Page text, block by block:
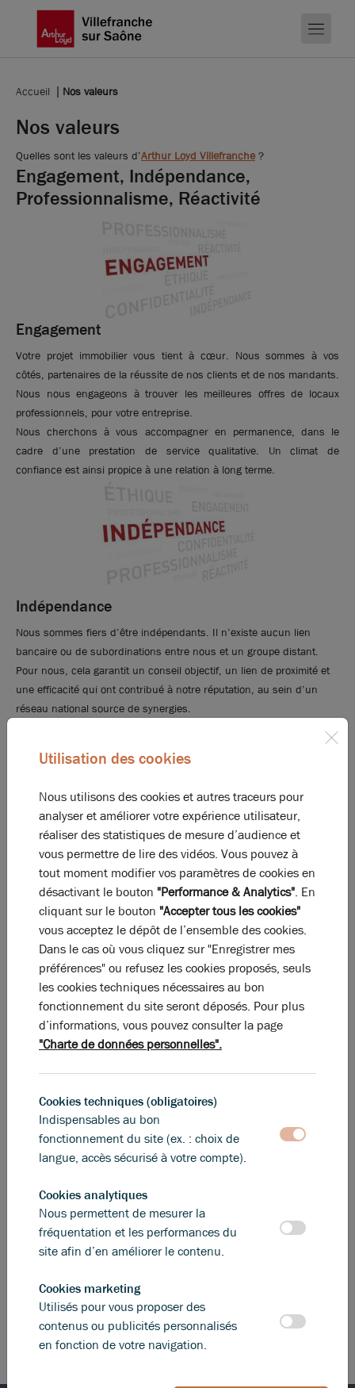
Accueil Nos valeurs
Nos valeurs
Quelles sont les valeurs d’Arthur Loyd Villefranche?
Engagement, Indépendance,
Professionnalisme, Réactivité
Engagement
Votre projet immobilier vous tient à cœur. Nous sommes à vos
côtés, partenaires de la réussite de nos clients et de nos mandants.
Nous nous engageons à trouver les meilleures offres de locaux
professionnels, pour votre entreprise.
Nous cherchons à vous accompagner en permanence, dans le
cadre d’une prestation de service qualitative. Un climat de
confiance est ainsi propice à une relation à long terme.
Indépendance
Nous sommes fiers d’être indépendants. Il n’existe aucun lien
bancaire ou de subordinations entre nous et un groupe distant.
Pour nous, cela garantit un conseil objectif, un lien de proximité et
une efficacité qui ont contribué à notre réputation, au sein d’un
réseau national source de synergies.
souciant uniquement de vos attentes.
Professionnalisme
Notre expertise s’appuie sur notre implantation locale : votre
interlocuteur connaît son marché.
La rigueur et la réactivité sont nos soucis permanents. La qualité de
service rendue est donc au cœur de nos préoccupations. Experts
en immobilier d'entreprise, nos conseillers se montrent très
professionnels pour vous guider en mieux dans vos recherche en
local commercial, bureau, entrepôts, terrains, à Saint-Etienne,
Réactivité
Professionnels du conseil, nos conseillers cherchent à vous
apporter une réponse de qualité et ce dans vos contraintes de
délais, propres à tout projet immobilier.
afin de vous apporter de nouvelles solutions dans des délais
impartis. Réactifs, nous saurons réagir à toutes vos demandes liées
à l'immobilier d'entreprise.
Utilisation des cookies
Nous utilisons des cookies et autres traceurs pour
analyser et améliorer votre expérience utilisateur,
réaliser des statistiques de mesure d’audience et
vous permettre de lire des vidéos. Vous pouvez à
tout moment modifier vos paramètres de cookies en
désactivant le bouton "Performance & Analytics". En
cliquant sur le bouton "Accepter tous les cookies"
vous acceptez le dépôt de l’ensemble des cookies.
Dans le cas où vous cliquez sur "Enregistrer mes
préférences" ou refusez les cookies proposés, seuls
les cookies techniques nécessaires au bon
fonctionnement du site seront déposés. Pour plus
d’informations, vous pouvez consulter la page
"Charte de données personnelles".
Cookies techniques (obligatoires)
Indispensables au bon
fonctionnement du site (ex. : choix de
langue, accès sécurisé à votre compte).
Cookies analytiques
Nous permettent de mesurer la
fréquentation et les performances du
site afin d’en améliorer le contenu.
Cookies marketing
Utilisés pour vous proposer des
contenus ou publicités personnalisés
en fonction de votre navigation.